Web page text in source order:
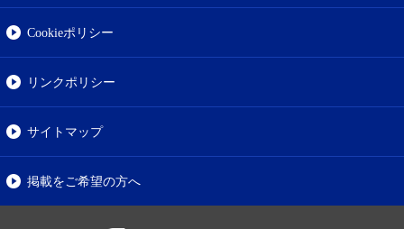
Cookieポリシー
リンクポリシー
サイトマップ
掲載をご希望の方へ